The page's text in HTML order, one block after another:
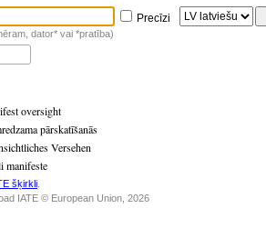
Precīzi
dator* vai *pratība)
oversight
pārskatīšanās
Versehen
manifeste
šķirkli
IATE © European Union, 2026